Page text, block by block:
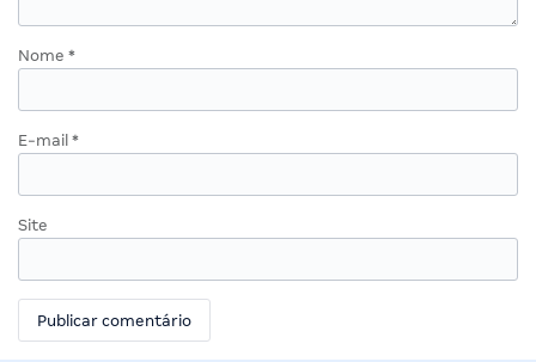
Nome *
E-mail *
Site